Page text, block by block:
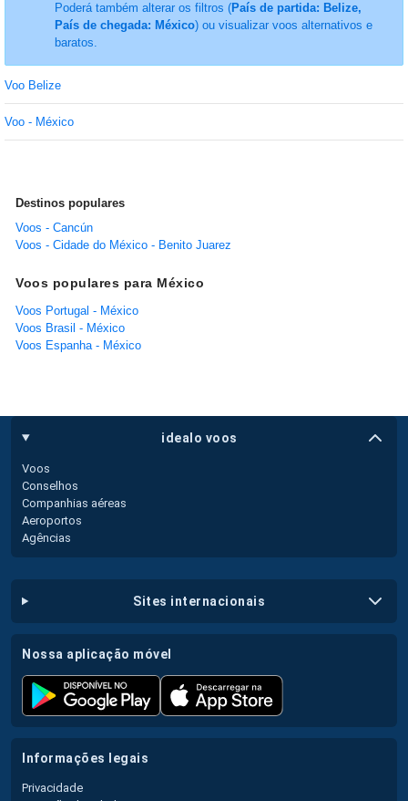
Poderá também alterar os filtros (País de partida: Belize,
País de chegada: México) ou visualizar voos alternativos e
baratos.
Voo Belize
Voo - México
Destinos populares
Voos - Cancún
Voos - Cidade do México - Benito Juarez
Voos populares para México
Voos Portugal - México
Voos Brasil - México
Voos Espanha - México
idealo voos
Voos
Conselhos
Companhias aéreas
Aeroportos
Agências
sites internacionais
nossa aplicação móvel
informações legais
Privacidade